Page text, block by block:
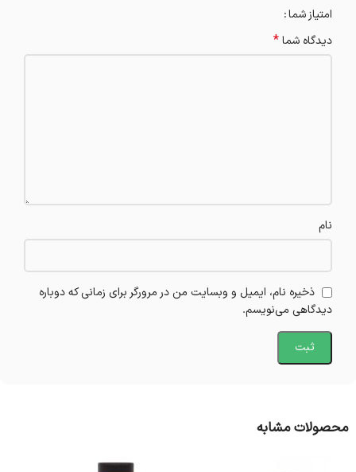
امتیاز شما
دیدگاه شما*
نام
ذخیره نام، ایمیل و وبسایت من در مرورگر برای زمانی که دوباره
دیدگاهی می‌نویسم.
محصولات مشابه